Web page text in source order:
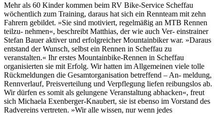
Mehr als 60 Kinder kommen beim RV Bike-Service Scheffau
wöchentlich zum Training, daraus hat sich ein Rennteam mit zehn
Fahrern gebildet. »Sie sind motiviert, regelmäßig an MTB Rennen
teilzu- nehmen«, beschreibt Matthias, der wie auch Ver- einstrainer
Stefan Bauer aktiver und erfolgreicher Mountainbiker war. »Daraus
entstand der Wunsch, selbst ein Rennen in Scheffau zu
veranstalten.« Ihr erstes Mountainbike-Rennen in Scheffau
organisierten sie mit Erfolg. Wir hatten im Allgemeinen viele tolle
Rückmeldungen die Gesamtorganisation betreffend – An- meldung,
Rennverlauf, Preisverteilung und Verpflegung liefen reibungslos ab.
Wir dürfen es somit als gelungene Veranstaltung abhacken«, freut
sich Michaela Exenberger-Knaubert, sie ist ebenso im Vorstand des
Radvereins vertreten. »Wir alle wissen, nur wenn jedes